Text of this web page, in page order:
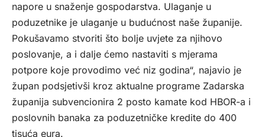
napore u snaženje gospodarstva. Ulaganje u
poduzetnike je ulaganje u budućnost naše županije.
Pokušavamo stvoriti što bolje uvjete za njihovo
poslovanje, a i dalje ćemo nastaviti s mjerama
potpore koje provodimo već niz godina“, najavio je
župan podsjetivši kroz aktualne programe Zadarska
županija subvencionira 2 posto kamate kod HBOR-a i
poslovnih banaka za poduzetničke kredite do 400
tisuća eura.